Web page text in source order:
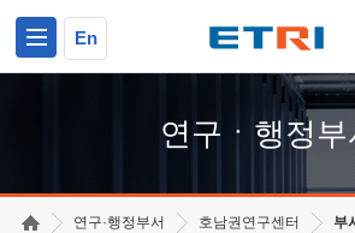
En
연구ㆍ행정부
연구·행정부서 호남권연구센터 부